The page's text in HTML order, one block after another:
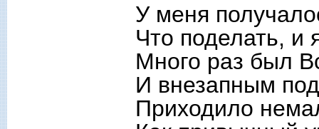
У меня
Что поделать, и
Много раз был
И внезапным
Приходило